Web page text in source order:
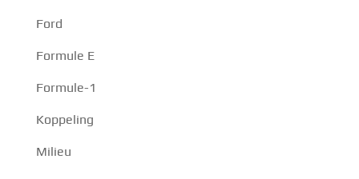
Ford
Formule E
Formule-1
Koppeling
Milieu